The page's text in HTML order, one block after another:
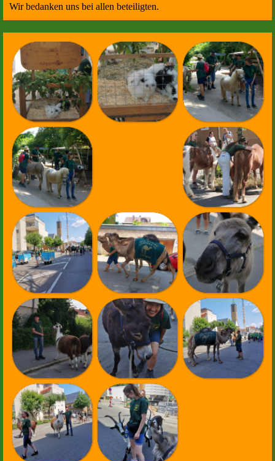
Wir bedanken uns bei allen beteiligten.